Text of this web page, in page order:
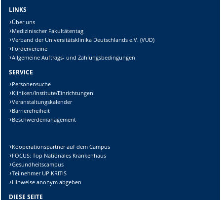
LINKS
Über uns
Medizinischer Fakultätentag
Verband der Universitätsklinika Deutschlands e.V. (VUD)
Fördervereine
Allgemeine Auftrags- und Zahlungsbedingungen
SERVICE
Personensuche
Kliniken/Institute/Einrichtungen
Veranstaltungskalender
Barrierefreiheit
Beschwerdemanagement
Kooperationspartner auf dem Campus
FOCUS: Top Nationales Krankenhaus
Gesundheitscampus
Teilnehmer UP KRITIS
Hinweise anonym abgeben
DIESE SEITE